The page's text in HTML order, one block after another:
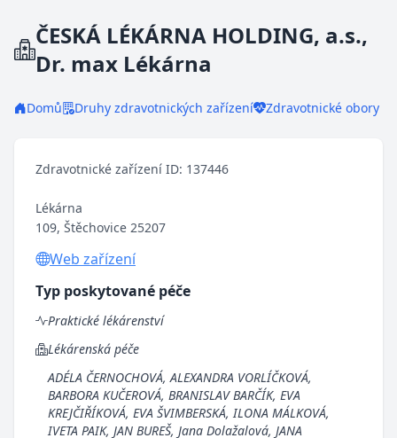
ČESKÁ LÉKÁRNA HOLDING, a.s.,
Dr. max Lékárna
Domů Druhy zdravotnických zařízení Zdravotnické obory
Zdravotnické zařízení ID: 137446
Lékárna
109, Štěchovice 25207
Web zařízení
Typ poskytované péče
Praktické lékárenství
Lékárenská péče
ADÉLA ČERNOCHOVÁ, ALEXANDRA VORLÍČKOVÁ,
BARBORA KUČEROVÁ, BRANISLAV BARČÍK, EVA
KREJČIŘÍKOVÁ, EVA ŠVIMBERSKÁ, ILONA MÁLKOVÁ,
IVETA PAIK, JAN BUREŠ, Jana Dolažalová, JANA